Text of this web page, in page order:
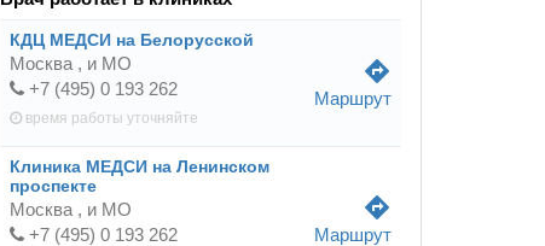
КДЦ МЕДСИ на Белорусской
Москва , и МО
+7 (495) 0 193 262
время работы уточняйте
directions
Маршрут
Клиника МЕДСИ на Ленинском
проспекте
Москва , и МО
+7 (495) 0 193 262
directions
Маршрут